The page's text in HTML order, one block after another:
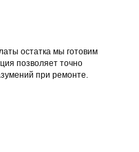
остатка мы готовим
позволяет точно
при ремонте.